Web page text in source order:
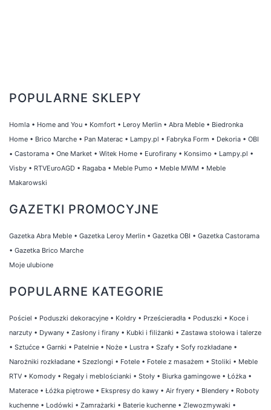
POPULARNE SKLEPY
Homla • Home and You • Komfort • Leroy Merlin • Abra Meble • Biedronka
Home • Brico Marche • Pan Materac • Lampy.pl • Fabryka Form • Dekoria • OBI
• Castorama • One Market • Witek Home • Eurofirany • Konsimo • Lampy.pl •
Visby • RTVEuroAGD • Ragaba • Meble Pumo • Meble MWM • Meble
Makarowski
GAZETKI PROMOCYJNE
Gazetka Abra Meble • Gazetka Leroy Merlin • Gazetka OBI • Gazetka Castorama
• Gazetka Brico Marche
Moje ulubione
POPULARNE KATEGORIE
Pościel • Poduszki dekoracyjne • Kołdry • Prześcieradła • Poduszki • Koce i
narzuty • Dywany • Zasłony i firany • Kubki i filiżanki • Zastawa stołowa i talerze
• Sztućce • Garnki • Patelnie • Noże • Lustra • Szafy • Sofy rozkładane •
Narożniki rozkładane • Szezlongi • Fotele • Fotele z masażem • Stoliki • Meble
RTV • Komody • Regały i meblościanki • Stoły • Biurka gamingowe • Łóżka •
Materace • Łóżka piętrowe • Ekspresy do kawy • Air fryery • Blendery • Roboty
kuchenne • Lodówki • Zamrażarki • Baterie kuchenne • Zlewozmywaki •